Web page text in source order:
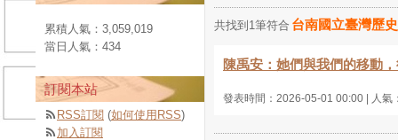
共找到1筆符合 台南國立臺灣歷
陳禹安：她們與我們的移動
發表時間：2026-05-01 00:00 | 人氣
累積人氣： 3,059,019
當日人氣： 434
訂閱本站
RSS訂閱 (如何使用RSS)
加入訂閱